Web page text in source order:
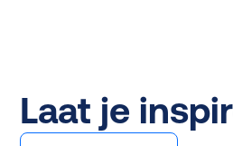
Laat je